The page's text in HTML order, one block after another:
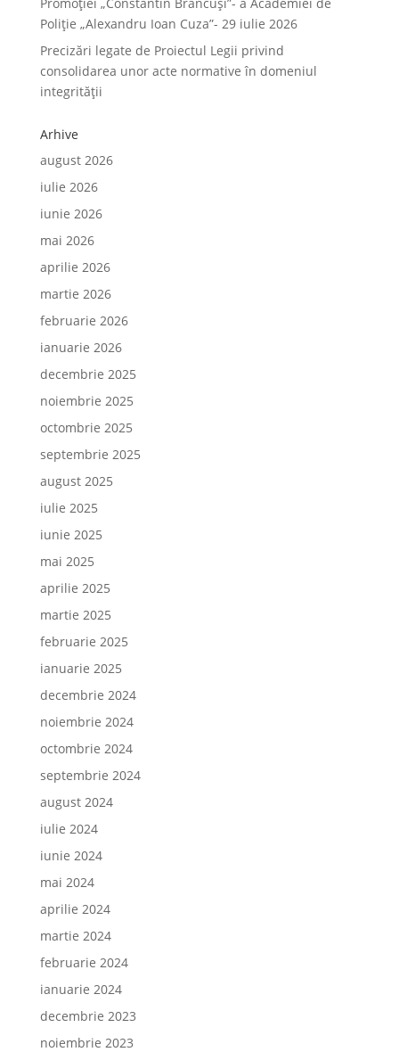
Poliție „Alexandru Ioan Cuza”- 29 iulie 2026
Precizări legate de Proiectul Legii privind
consolidarea unor acte normative în domeniul
integrității
Arhive
august 2026
iulie 2026
iunie 2026
mai 2026
aprilie 2026
martie 2026
februarie 2026
ianuarie 2026
decembrie 2025
noiembrie 2025
octombrie 2025
septembrie 2025
august 2025
iulie 2025
iunie 2025
mai 2025
aprilie 2025
martie 2025
februarie 2025
ianuarie 2025
decembrie 2024
noiembrie 2024
octombrie 2024
septembrie 2024
august 2024
iulie 2024
iunie 2024
mai 2024
aprilie 2024
martie 2024
februarie 2024
ianuarie 2024
decembrie 2023
noiembrie 2023